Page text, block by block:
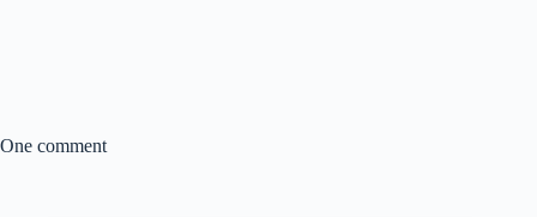
One comment